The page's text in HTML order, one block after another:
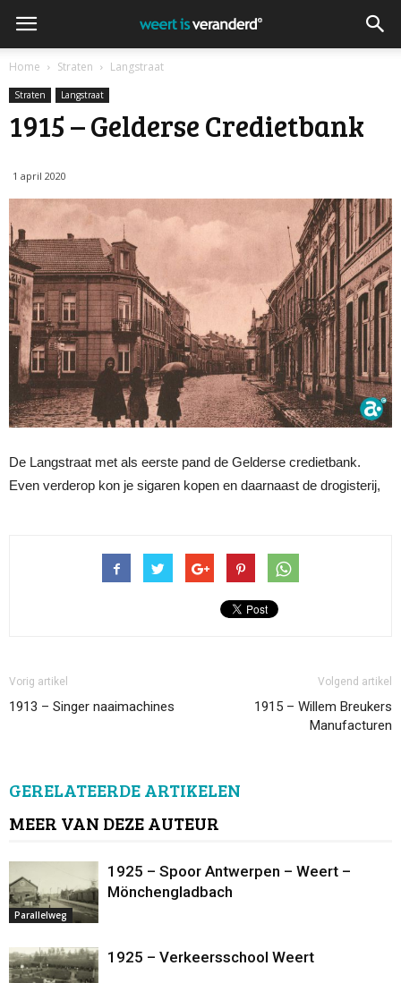
Home Straten Langstraat
Straten Langstraat
1915 – Gelderse Credietbank
1 april 2020
De Langstraat met als eerste pand de Gelderse credietbank.
Even verderop kon je sigaren kopen en daarnaast de drogisterij,
Vorig artikel
1913 – Singer naaimachines
Volgend artikel
1915 – Willem Breukers
Manufacturen
GERELATEERDE ARTIKELEN
MEER VAN DEZE AUTEUR
Parallelweg
1925 – Spoor Antwerpen – Weert –
Mönchengladbach
1925 – Verkeersschool Weert